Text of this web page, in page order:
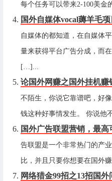
每个任务可以带来2-100美
国外自媒体vocal薅羊毛
自媒体的都知道，在自媒体
量来获得平台广告分成，而
[…]...
论国外网赚之国外挂机赚
不陌生，你说它靠谱吧，好
钱这种好事情发生。 你说他
国外广告联盟营销，最高
告联盟是一个非常热门的产
比，并且只要你想要在国外
网络猎金99招之13招国外